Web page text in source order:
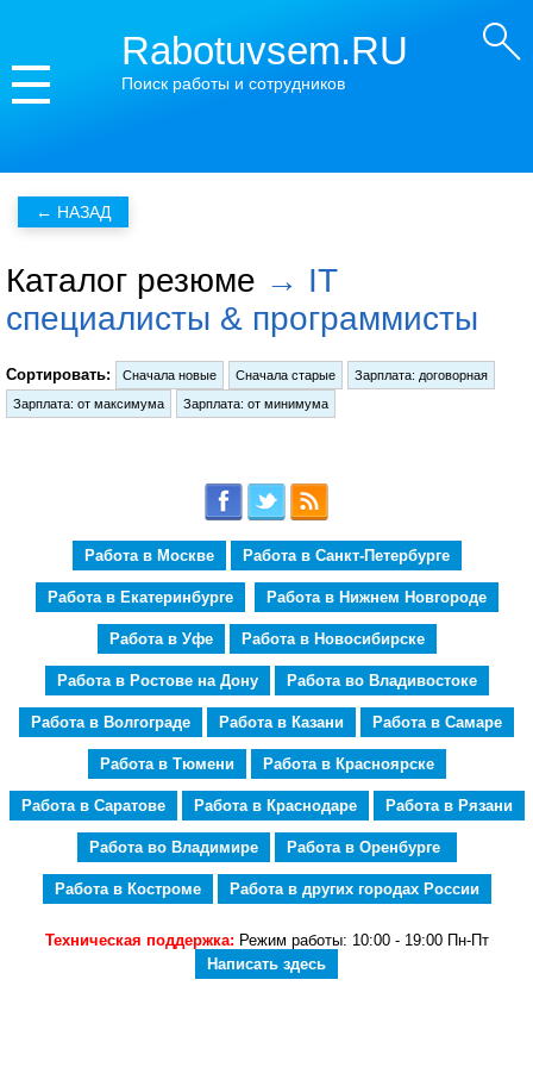
Rabotuvsem.RU
Поиск работы и сотрудников
Каталог резюме → IT
специалисты & программисты
Сортировать:
Работа в Москве Работа в Санкт-Петербурге
Работа в Екатеринбурге Работа в Нижнем Новгороде
Работа в Уфе Работа в Новосибирске
Работа в Ростове на Дону Работа во Владивостоке
Работа в Волгограде Работа в Казани Работа в Самаре
Работа в Тюмени Работа в Красноярске
Работа в Саратове Работа в Краснодаре Работа в Рязани
Работа во Владимире Работа в Оренбурге
Работа в Костроме Работа в других городах России
Техническая поддержка: Режим работы: 10:00 - 19:00 Пн-Пт
Написать здесь